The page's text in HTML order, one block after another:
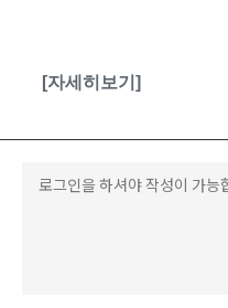
[자세히보기]